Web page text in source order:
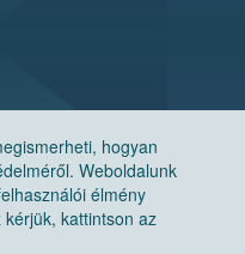
hogyan
Weboldalunk
élmény
kattintson az